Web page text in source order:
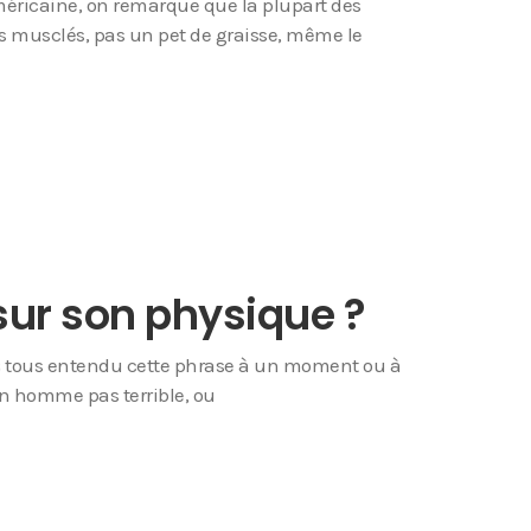
pas un pet de graisse, même le
son physique ?
tous entendu cette phrase à un moment ou à
homme pas terrible, ou